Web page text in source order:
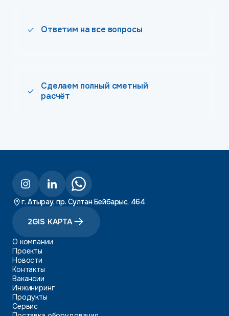
Ответим на все вопросы
Сделаем полный сметный
расчёт
г. Атырау, пр. Султан Бейбарыс, 464
2GIS КАРТА
О компании
Проекты
Новости
Контакты
Вакансии
Инжиниринг
Продукты
Сервис